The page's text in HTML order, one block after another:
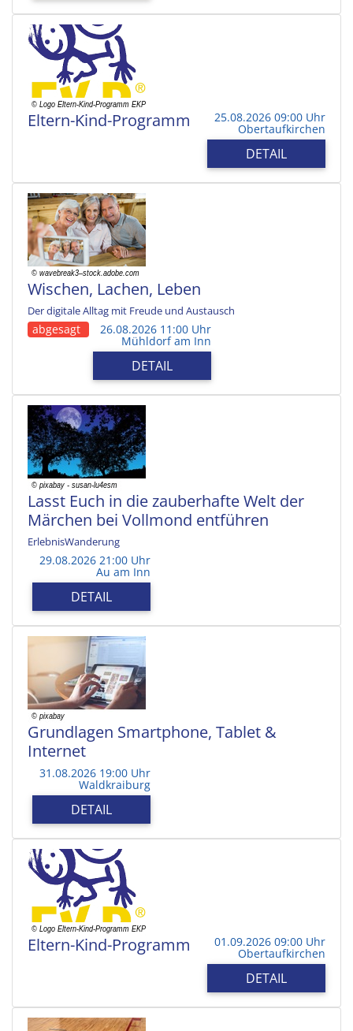
Eltern-Kind-Programm 25.08.2026 09:00 Uhr
Obertaufkirchen
DETAIL
Wischen, Lachen, Leben
Der digitale Alltag mit Freude und Austausch
abgesagt 26.08.2026 11:00 Uhr
Mühldorf am Inn
DETAIL
Lasst Euch in die zauberhafte Welt der
Märchen bei Vollmond entführen
ErlebnisWanderung
29.08.2026 21:00 Uhr
Au am Inn
DETAIL
Grundlagen Smartphone, Tablet &
Internet
31.08.2026 19:00 Uhr
Waldkraiburg
DETAIL
Eltern-Kind-Programm 01.09.2026 09:00 Uhr
Obertaufkirchen
DETAIL